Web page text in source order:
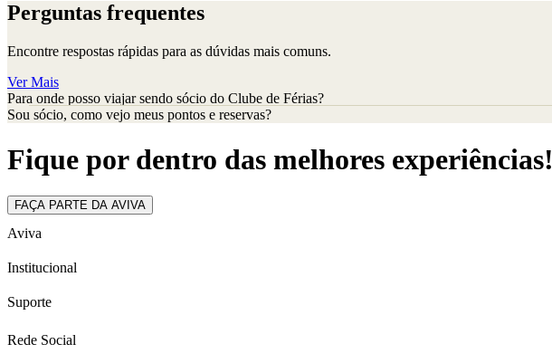
Perguntas frequentes
Encontre respostas rápidas para as dúvidas mais comuns.
Ver Mais
Para onde posso viajar sendo sócio do Clube de Férias?
Sou sócio, como vejo meus pontos e reservas?
Fique por dentro das melhores experiências!
FAÇA PARTE DA AVIVA
Aviva
Institucional
Suporte
Rede Social